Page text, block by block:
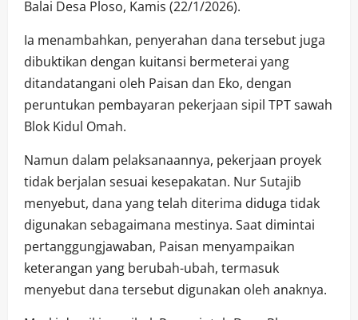
Balai Desa Ploso, Kamis (22/1/2026).
Ia menambahkan, penyerahan dana tersebut juga
dibuktikan dengan kuitansi bermeterai yang
ditandatangani oleh Paisan dan Eko, dengan
peruntukan pembayaran pekerjaan sipil TPT sawah
Blok Kidul Omah.
Namun dalam pelaksanaannya, pekerjaan proyek
tidak berjalan sesuai kesepakatan. Nur Sutajib
menyebut, dana yang telah diterima diduga tidak
digunakan sebagaimana mestinya. Saat dimintai
pertanggungjawaban, Paisan menyampaikan
keterangan yang berubah-ubah, termasuk
menyebut dana tersebut digunakan oleh anaknya.